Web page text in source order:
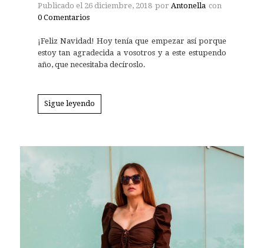
Publicado el 26 diciembre, 2018 por Antonella con
0 Comentarios
¡Feliz Navidad! Hoy tenía que empezar así porque
estoy tan agradecida a vosotros y a este estupendo
año, que necesitaba decíroslo.
Sigue leyendo